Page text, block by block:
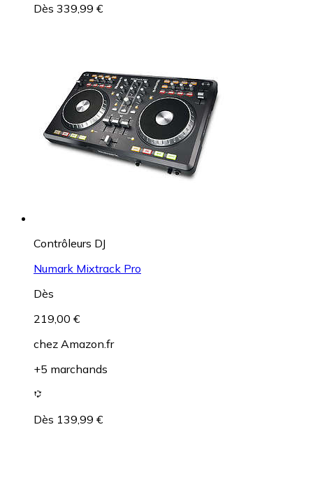
Dès 339,99 €
Contrôleurs DJ
Numark Mixtrack Pro
Dès
219,00 €
chez Amazon.fr
+5 marchands
Dès 139,99 €